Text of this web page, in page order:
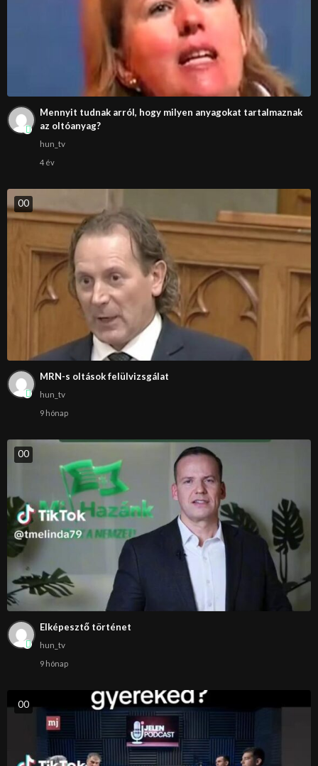
Mennyit tudnak arról, hogy milyen anyagokat tartalmaznak
az oltóanyag?
hun_tv
4 év
00
MRN-s oltások felülvizsgálat
hun_tv
9 hónap
00
Elképesztő történet
hun_tv
9 hónap
00